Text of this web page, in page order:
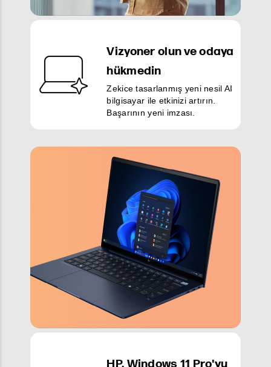
Vizyoner olun ve odaya
hükmedin
Zekice tasarlanmış yeni nesil AI
bilgisayar ile etkinizi artırın.
Başarının yeni imzası.